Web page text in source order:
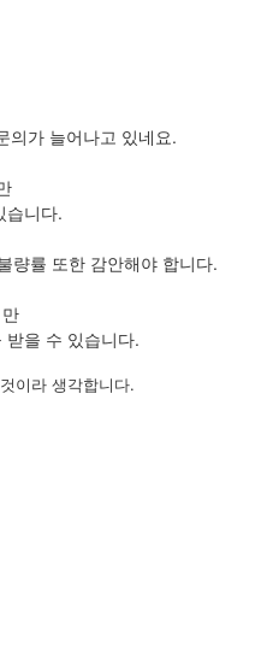
의가 늘어나고 있네요.
습니다.
량률 또한 감안해야 합니다.
을 수 있습니다.
이라 생각합니다.